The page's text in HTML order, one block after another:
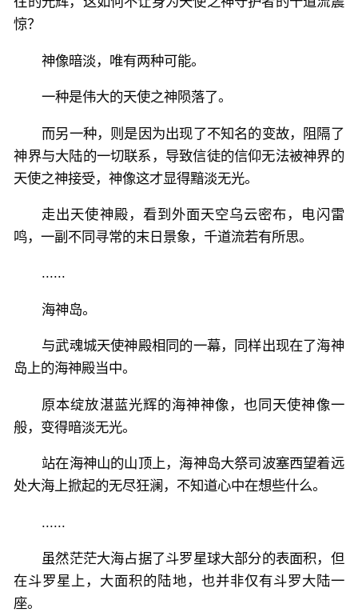
惊？
神像暗淡，唯有两种可能。
一种是伟大的天使之神陨落了。
而另一种，则是因为出现了不知名的变故，阻隔了
神界与大陆的一切联系，导致信徒的信仰无法被神界的
天使之神接受，神像这才显得黯淡无光。
走出天使神殿，看到外面天空乌云密布，电闪雷
鸣，一副不同寻常的末日景象，千道流若有所思。
......
海神岛。
与武魂城天使神殿相同的一幕，同样出现在了海神
岛上的海神殿当中。
原本绽放湛蓝光辉的海神神像，也同天使神像一
般，变得暗淡无光。
站在海神山的山顶上，海神岛大祭司波塞西望着远
处大海上掀起的无尽狂澜，不知道心中在想些什么。
......
虽然茫茫大海占据了斗罗星球大部分的表面积，但
在斗罗星上，大面积的陆地，也并非仅有斗罗大陆一
座。